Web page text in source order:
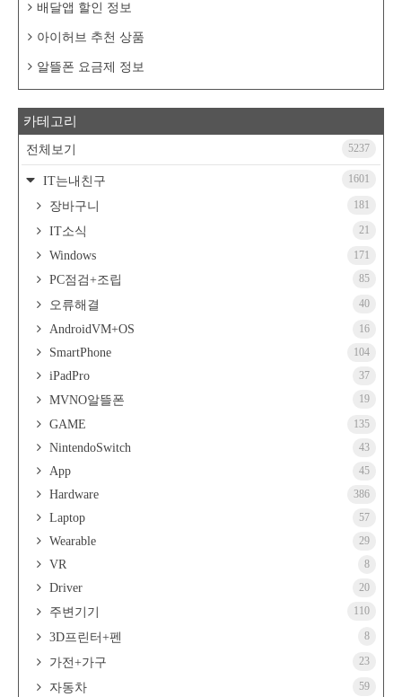
배달앱 할인 정보
아이허브 추천 상품
알뜰폰 요금제 정보
카테고리
전체보기 5237
IT는내친구 1601
장바구니 181
IT소식 21
Windows 171
PC점검+조립 85
오류해결 40
AndroidVM+OS 16
SmartPhone 104
iPadPro 37
MVNO알뜰폰 19
GAME 135
NintendoSwitch 43
App 45
Hardware 386
Laptop 57
Wearable 29
VR 8
Driver 20
주변기기 110
3D프린터+펜 8
가전+가구 23
자동차 59